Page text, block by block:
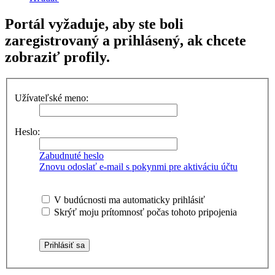
Portál vyžaduje, aby ste boli
zaregistrovaný a prihlásený, ak chcete
zobraziť profily.
Užívateľské meno:
Heslo:
Zabudnuté heslo
Znovu odoslať e-mail s pokynmi pre aktiváciu účtu
V budúcnosti ma automaticky prihlásiť
Skrýť moju prítomnosť počas tohoto pripojenia